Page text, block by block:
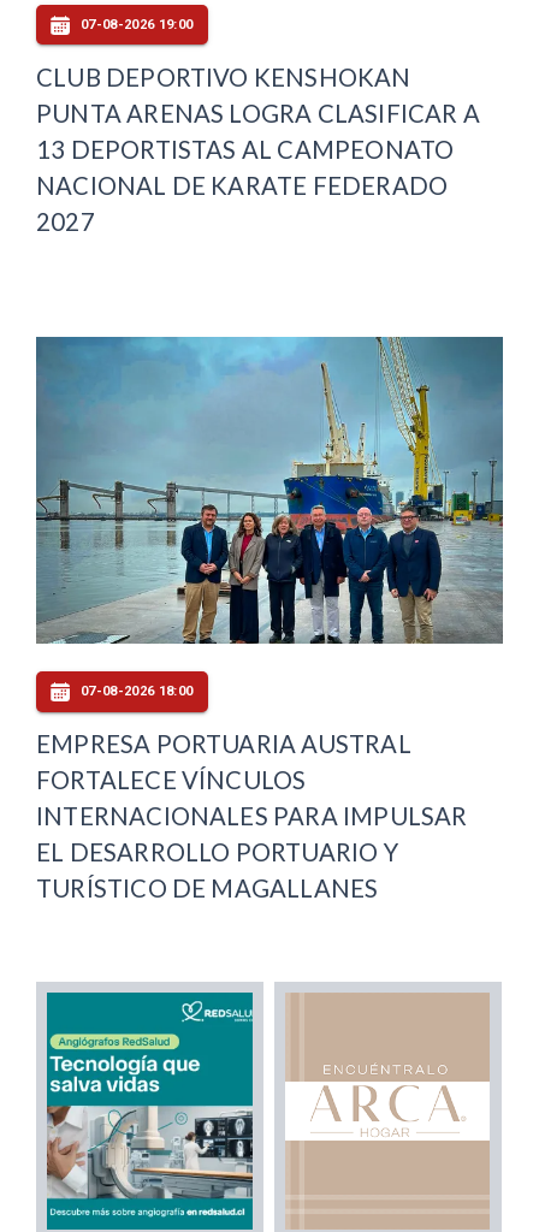
07-08-2026 19:00
CLUB DEPORTIVO KENSHOKAN
PUNTA ARENAS LOGRA CLASIFICAR A
13 DEPORTISTAS AL CAMPEONATO
NACIONAL DE KARATE FEDERADO
2027
07-08-2026 18:00
EMPRESA PORTUARIA AUSTRAL
FORTALECE VÍNCULOS
INTERNACIONALES PARA IMPULSAR
EL DESARROLLO PORTUARIO Y
TURÍSTICO DE MAGALLANES